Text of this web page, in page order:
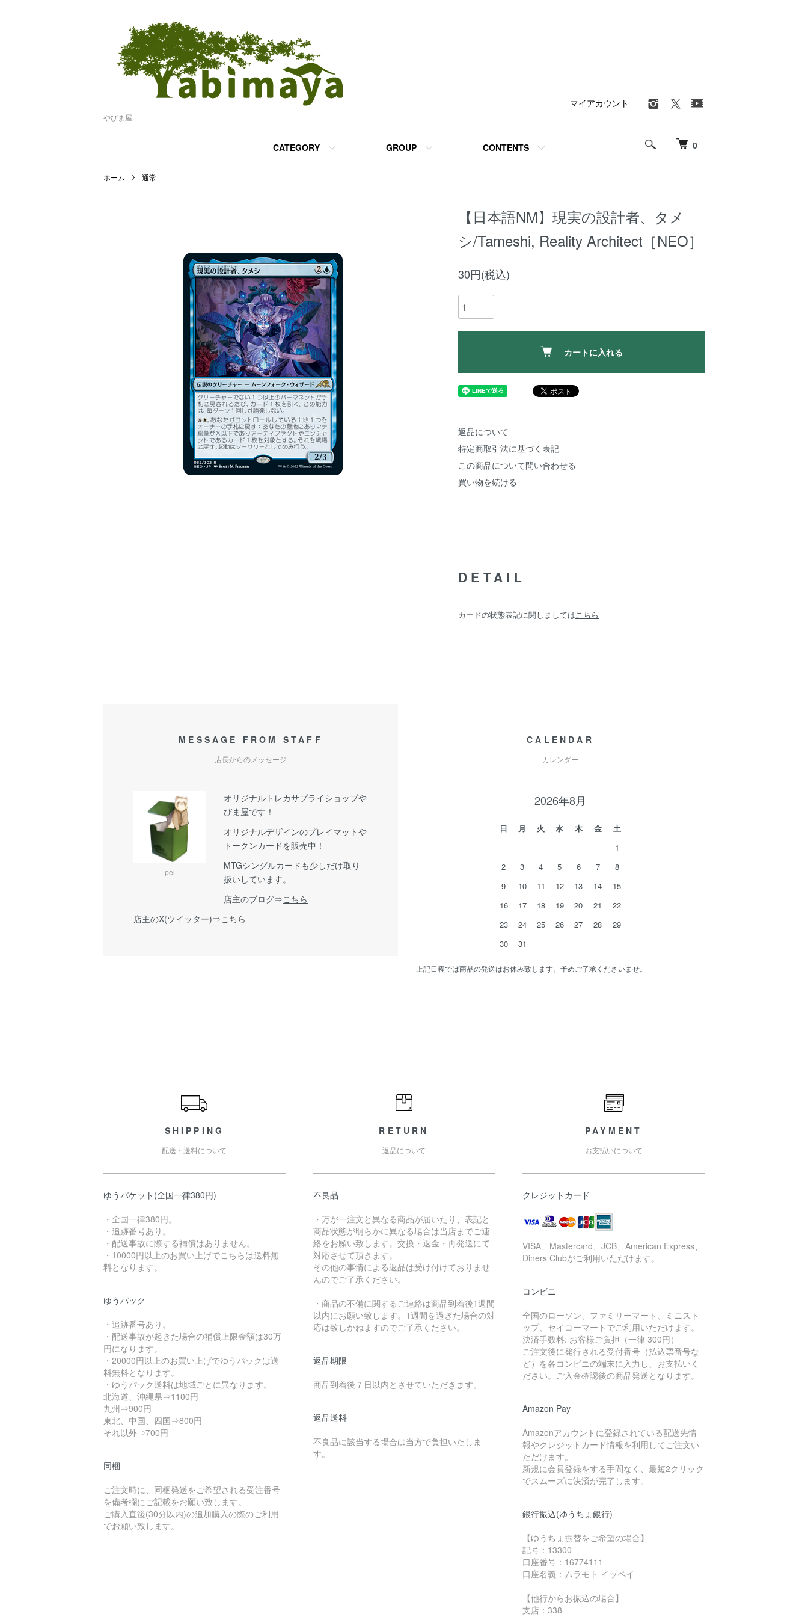
やびま屋
0
CATEGORY GROUP CONTENTS
マイアカウント
ホーム 通常
【日本語NM】現実の設計者、タメ
シ/Tameshi, Reality Architect［NEO］
30円(税込)
カートに入れる
返品について
特定商取引法に基づく表記
この商品について問い合わせる
買い物を続ける
DETAIL
カードの状態表記に関しましてはこちら
MESSAGE FROM STAFF
店長からのメッセージ
pei
オリジナルトレカサプライショップや
びま屋です！
オリジナルデザインのプレイマットや
トークンカードを販売中！
MTGシングルカードも少しだけ取り
扱いしています。
店主のブログ⇒こちら
店主のX(ツイッター)⇒こちら
CALENDAR
カレンダー
2026年8月
日 月 火 水 木 金
土
1
2
3 4 5 6 7
8
9
10 11 12 13 14
15
16
17 18 19 20 21
22
23
24 25 26 27 28
29
30
31
上記日程では商品の発送はお休み致します。予めご了承くださいませ。
SHIPPING
配送・送料について
ゆうパケット(全国一律380円)
・全国一律380円。
・追跡番号あり。
・配送事故に際する補償はありません。
・10000円以上のお買い上げでこちらは送料無
料となります。
ゆうパック
・追跡番号あり。
・配送事故が起きた場合の補償上限金額は30万
円になります。
・20000円以上のお買い上げでゆうパックは送
料無料となります。
・ゆうパック送料は地域ごとに異なります。
北海道、沖縄県⇒1100円
九州⇒900円
東北、中国、四国⇒800円
それ以外⇒700円
同梱
ご注文時に、同梱発送をご希望される受注番号
を備考欄にご記載をお願い致します。
ご購入直後(30分以内)の追加購入の際のご利用
でお願い致します。
RETURN
返品について
不良品
・万が一注文と異なる商品が届いたり、表記と
商品状態が明らかに異なる場合は当店までご連
絡をお願い致します。交換・返金・再発送にて
対応させて頂きます。
その他の事情による返品は受け付けておりませ
んのでご了承ください。
・商品の不備に関するご連絡は商品到着後1週間
以内にお願い致します。1週間を過ぎた場合の対
応は致しかねますのでご了承ください。
返品期限
商品到着後７日以内とさせていただきます。
返品送料
不良品に該当する場合は当方で負担いたしま
す。
PAYMENT
お支払いについて
クレジットカード
VISA、Mastercard、JCB、American Express、
Diners Clubがご利用いただけます。
コンビニ
全国のローソン、ファミリーマート、ミニスト
ップ、セイコーマートでご利用いただけます。
決済手数料: お客様ご負担（一律 300円）
ご注文後に発行される受付番号（払込票番号な
ど）を各コンビニの端末に入力し、お支払いく
ださい。ご入金確認後の商品発送となります。
Amazon Pay
Amazonアカウントに登録されている配送先情
報やクレジットカード情報を利用してご注文い
ただけます。
新規に会員登録をする手間なく、最短2クリック
でスムーズに決済が完了します。
銀行振込(ゆうちょ銀行)
【ゆうちょ振替をご希望の場合】
記号：13300
口座番号：16774111
口座名義：ムラモト イッペイ
【他行からお振込の場合】
支店：338